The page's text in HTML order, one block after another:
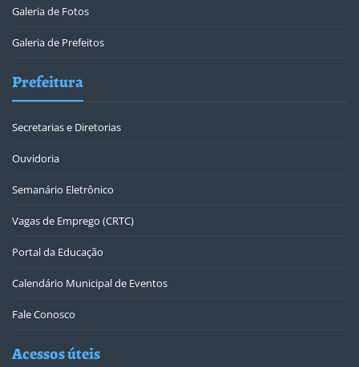
Galeria de Fotos
Galeria de Prefeitos
Prefeitura
Secretarias e Diretorias
Ouvidoria
Semanário Eletrônico
Vagas de Emprego (CRTC)
Portal da Educação
Calendário Municipal de Eventos
Fale Conosco
Acessos úteis